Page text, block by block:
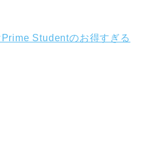
Prime Studentのお得すぎる